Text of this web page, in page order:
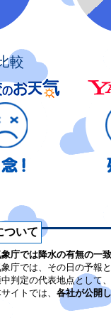
較
ついて
庁では降水の有無の一
庁では、その日の予報
判定の代表地点として
イトでは、 各社が公開